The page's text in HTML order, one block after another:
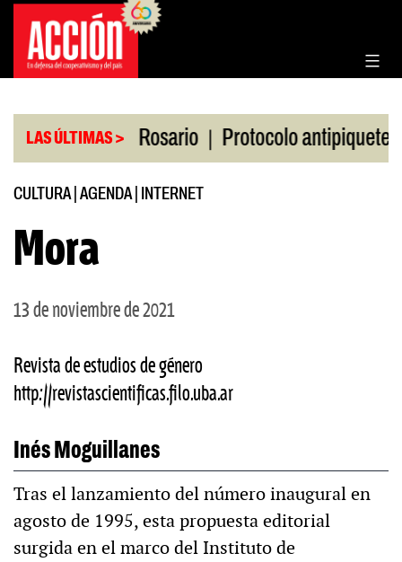
Saltar
contenido
LAS ÚLTIMAS >
la Bolsa de Rosario | Protocolo antipiquetes |
CULTURA| AGENDA| INTERNET
Mora
13 de noviembre de 2021
Revista de estudios de género
http://revistascientificas.filo.uba.ar
Inés Moguillanes
Tras el lanzamiento del número inaugural en
agosto de 1995, esta propuesta editorial
surgida en el marco del Instituto de